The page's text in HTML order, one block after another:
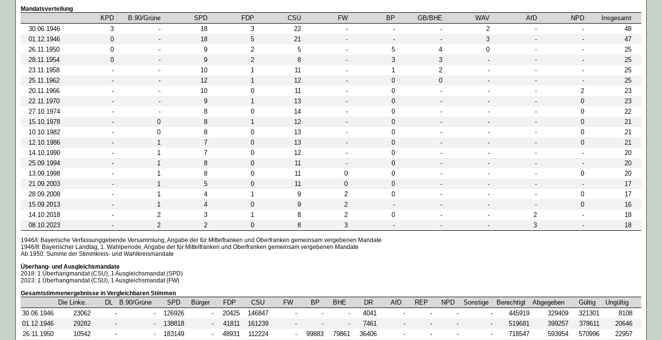
Mandatsverteilung
KPD B.90/Grüne SPD FDP CSU FW BP GB/BHE WAV AfD NPD
Insgesamt
30.06.1946
3 - 18 3 22 - - - 2 - -
48
01.12.1946
0 - 18 5 21 - - - 3 - -
47
26.11.1950
0 - 9 2 5 - 5 4 0 - -
25
28.11.1954
0 - 9 2 8 - 3 3 - - -
25
23.11.1958
- - 10 1 11 - 1 2 - - -
25
25.11.1962
- - 12 1 12 - 0 0 - - -
25
20.11.1966
- - 10 0 11 - 0 - - - 2
23
22.11.1970
- - 9 1 13 - 0 - - - 0
23
27.10.1974
- - 8 0 14 - 0 - - - 0
22
15.10.1978
- 0 8 1 12 - 0 - - - 0
21
10.10.1982
- 0 8 0 13 - 0 - - - 0
21
12.10.1986
- 1 7 0 13 - 0 - - - 0
21
14.10.1990
- 1 7 0 12 - 0 - - - -
20
25.09.1994
- 1 8 0 11 - 0 - - - -
20
13.09.1998
- 1 8 0 11 0 0 - - - 0
20
21.09.2003
- 1 5 0 11 0 0 - - - -
17
28.09.2008
- 1 4 1 9 2 0 - - - 0
17
15.09.2013
- 1 4 0 9 2 - - - - 0
16
14.10.2018
- 2 3 1 8 2 0 - - 2 -
18
08.10.2023
- 2 2 0 8 3 - - - 3 - 18
1946/I: Bayerische Verfassunggebende Versammlung, Angabe der für Mittelfranken und Oberfranken gemeinsam vergebenen Mandate
1946/II: Bayerischer Landtag, 1. Wahlperiode, Angabe der für Mittelfranken und Oberfranken gemeinsam vergebenen Mandate
Ab 1950: Summe der Stimmkreis- und Wahlkreismandate
Überhang- und Ausgleichsmandate
2018: 1 Überhangmandat (CSU), 1 Ausgleichsmandat (SPD)
2023: 1 Überhangmandat (CSU), 1 Ausgleichsmandat (FW)
Gesamtstimmenergebnisse in Vergleichbaren Stimmen
Die Linke. DL B.90/Grüne SPD Bürger FDP CSU FW BP BHE DR AfD REP NPD Sonstige Berechtigt Abgegeben Gültig
Ungültig
30.06.1946
23062 - - 126926 - 20425 146847 - - - 4041 - - - - 445919 329409 321301
8108
01.12.1946
29282 - - 138818 - 41811 161239 - - - 7461 - - - - 519681 399257 378611
20646
26.11.1950
10542 - - 183149 - 48931 112224 - 99883 79861 36406 - - - - 718547 593954 570996
22957